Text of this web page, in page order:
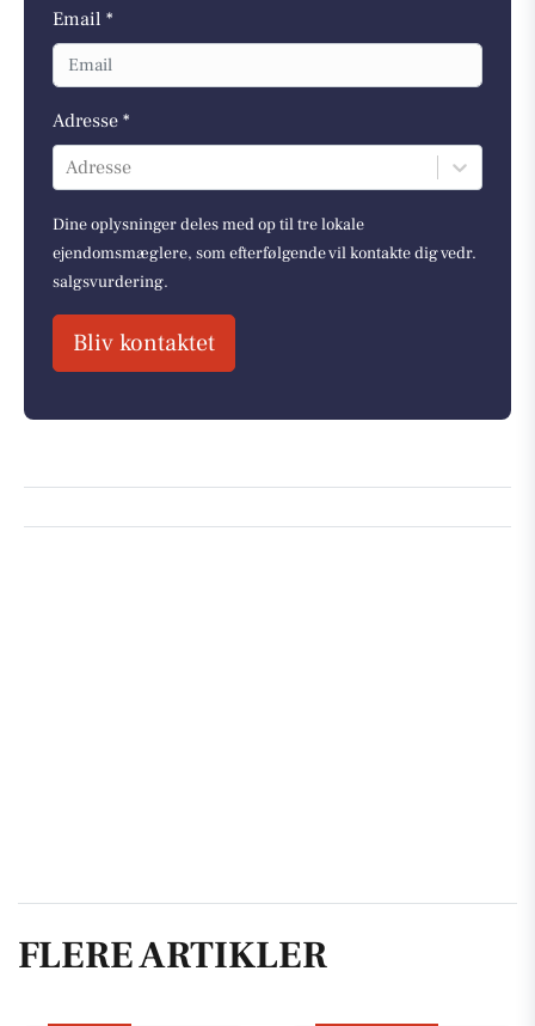
Email *
Adresse *
Adresse
Dine oplysninger deles med op til tre lokale
ejendomsmæglere, som efterfølgende vil kontakte dig vedr.
salgsvurdering.
Bliv kontaktet
FLERE ARTIKLER